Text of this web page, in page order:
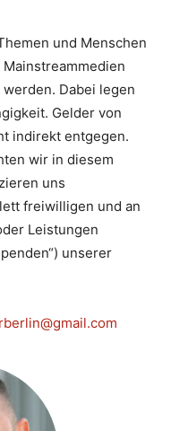
und Menschen
Dabei legen
Gelder von
indirekt entgegen.
wir in diesem
uns
freiwilligen und an
Leistungen
unserer